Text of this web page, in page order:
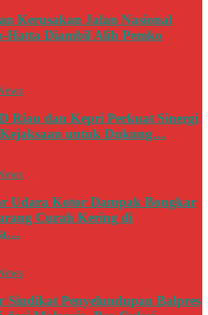
Kerusakan Jalan Nasional
Hatta Diambil Alih Pemko
Riau dan Kepri Perkuat Sinergi
untuk Dukung…
Udara Kotor Dampak Bongkar
Curah Kering di
Sindikat Penyelundupan Balpres